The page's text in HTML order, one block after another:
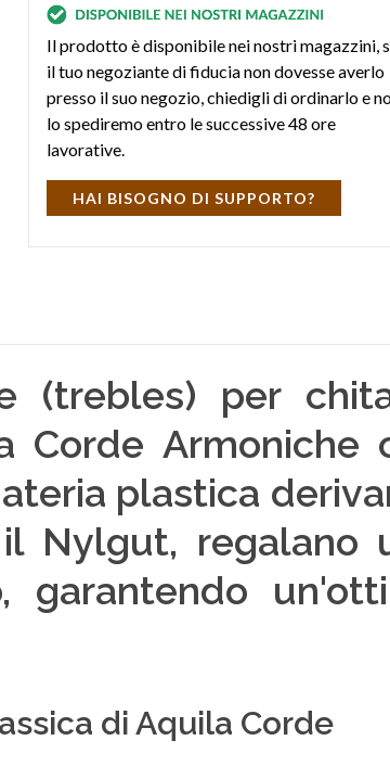
Il prodotto è disponibile nei nostri magazzini,
il tuo negoziante di fiducia non dovesse averlo
presso il suo negozio, chiedigli di ordinarlo e
lo spediremo entro le successive 48 ore
lavorative.
HAI BISOGNO DI SUPPORTO?
(trebles) per
Corde Armoniche
plastica
Nylgut, regalano
di Aquila Corde